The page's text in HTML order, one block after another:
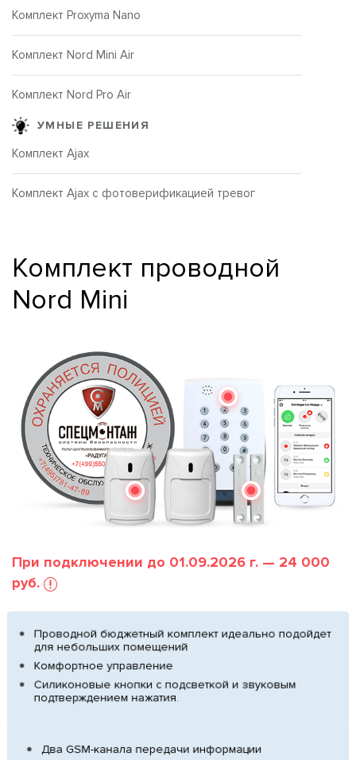
Комплект Proxyma Nano
Комплект Nord Mini Air
Комплект Nord Pro Air
УМНЫЕ РЕШЕНИЯ
Комплект Ajax
Комплект Ajax с фотоверификацией тревог
Комплект проводной
Nord Mini
При подключении до 01.09.2026 г. — 24 000
руб.
Проводной бюджетный комплект идеально подойдет
для небольших помещений
Комфортное управление
Силиконовые кнопки с подсветкой и звуковым
подтверждением нажатия.
Два GSM-канала передачи информации